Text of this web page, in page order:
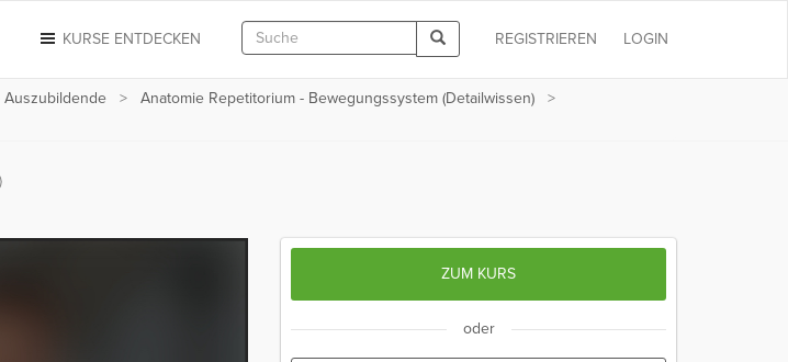
LOGIN
REGISTRIEREN
KURSE ENTDECKEN
Auszubildende
Anatomie Repetitorium - Bewegungssystem (Detailwissen)
ZUM KURS
oder